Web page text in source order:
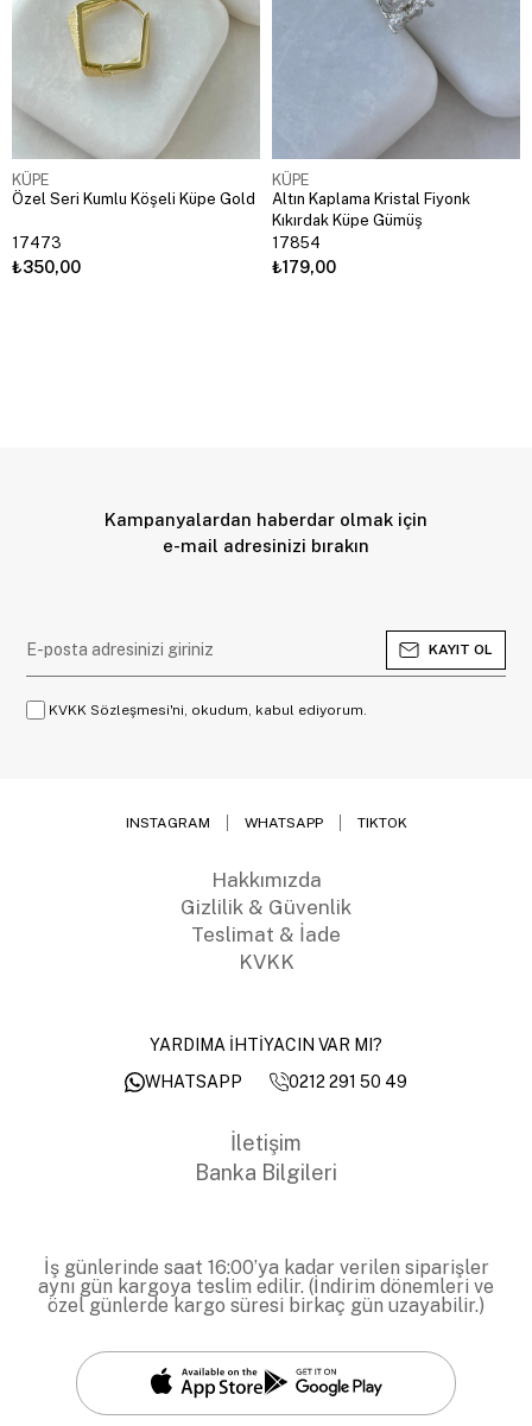
KÜPE
Özel Seri Kumlu Köşeli Küpe Gold
17473
₺350,00
KÜPE
Altın Kaplama Kristal Fiyonk
Kıkırdak Küpe Gümüş
17854
₺179,00
Kampanyalardan haberdar olmak için
e-mail adresinizi bırakın
KAYIT OL
KVKK Sözleşmesi'ni, okudum, kabul ediyorum.
INSTAGRAM WHATSAPP TIKTOK
Hakkımızda
Gizlilik & Güvenlik
Teslimat & İade
KVKK
YARDIMA İHTİYACIN VAR MI?
WHATSAPP
0212 291 50 49
İletişim
Banka Bilgileri
İş günlerinde saat 16:00’ya kadar verilen siparişler
aynı gün kargoya teslim edilir. (İndirim dönemleri ve
özel günlerde kargo süresi birkaç gün uzayabilir.)